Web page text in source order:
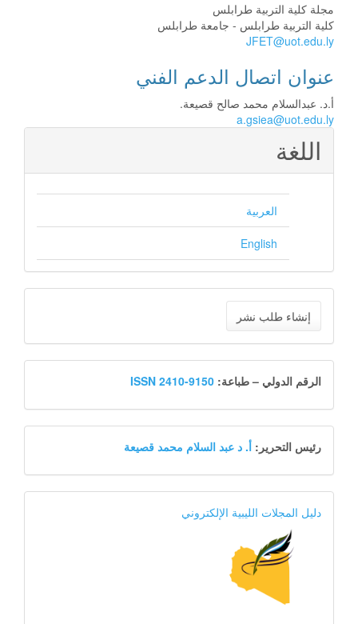
مجلة كلية التربية طرابلس
كلية التربية طرابلس - جامعة طرابلس
JFET@uot.edu.ly
عنوان اتصال الدعم الفني
أ.د. عبدالسلام محمد صالح قصيعة.
a.gsiea@uot.edu.ly
اللغة
العربية
English
إنشاء
طلب
نشر
إنشاء طلب نشر
12
الرقم الدولي – طباعة: ISSN 2410-9150
13
رئيس التحرير: أ. د عبد السلام محمد قصيعة
18
دليل المجلات الليبية الإلكتروني